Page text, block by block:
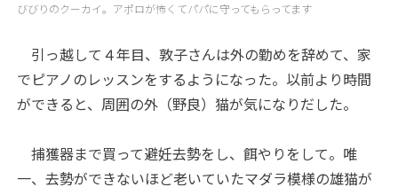
びびりのクーカイ。アポロが怖くてパパに守ってもらってます
引っ越して４年目、敦子さんは外の勤めを辞めて、家
でピアノのレッスンをするようになった。以前より時間
ができると、周囲の外（野良）猫が気になりだした。
捕獲器まで買って避妊去勢をし、餌やりをして。唯
一、去勢ができないほど老いていたマダラ模様の雄猫が